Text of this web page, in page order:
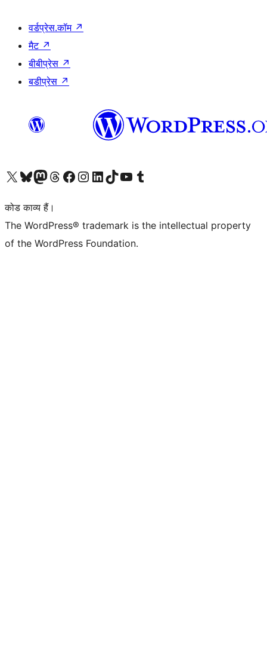
वर्डप्रेस.कॉम ↗
मैट ↗
बीबीप्रेस ↗
बडीप्रेस ↗
Visit our X (formerly Twitter) account
हमारे बलुस्की खाते पर जाएँVisit our Mastodon account
हमारे थ्रेड्स अकाउंट पर जाएंहमारे फेसबुक पेज पर जाएँहमारे इंस्टाग्राम अकाउंट पर जाएंहमारे लिंक्डइन खाते पर जाएँहमारे टिकटॉक खाते पर जाएँहमारे यूट्यूब चैनल पर जाएंहमारे Tumblr खाते पर जाएँ
कोड काव्य हैं।
The WordPress® trademark is the intellectual property
of the WordPress Foundation.